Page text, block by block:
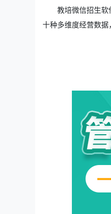
教培微信招生
十种多维度经营数据